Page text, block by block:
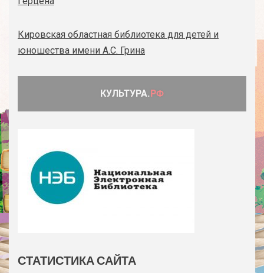
Кировская областная библиотека для детей и
юношества имени А.С. Грина
СТАТИСТИКА САЙТА